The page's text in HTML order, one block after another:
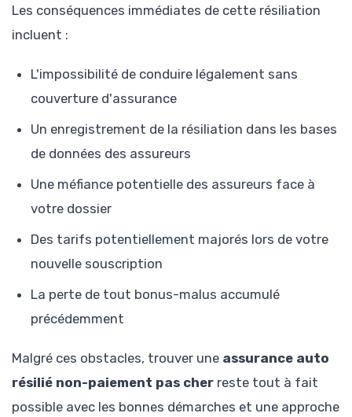
Les conséquences immédiates de cette résiliation
incluent :
L'impossibilité de conduire légalement sans
couverture d'assurance
Un enregistrement de la résiliation dans les bases
de données des assureurs
Une méfiance potentielle des assureurs face à
votre dossier
Des tarifs potentiellement majorés lors de votre
nouvelle souscription
La perte de tout bonus-malus accumulé
précédemment
Malgré ces obstacles, trouver une assurance auto
résilié non-paiement pas cher reste tout à fait
possible avec les bonnes démarches et une approche